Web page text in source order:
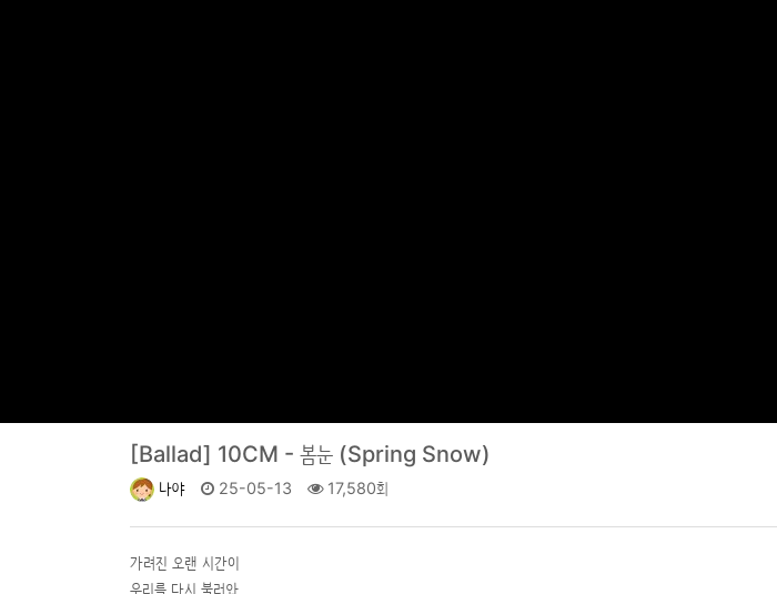
[Ballad] 10CM - 봄눈 (Spring Snow)
나야 25-05-13 17,580회
가려진 오랜 시간이
우리를 다시 불러와